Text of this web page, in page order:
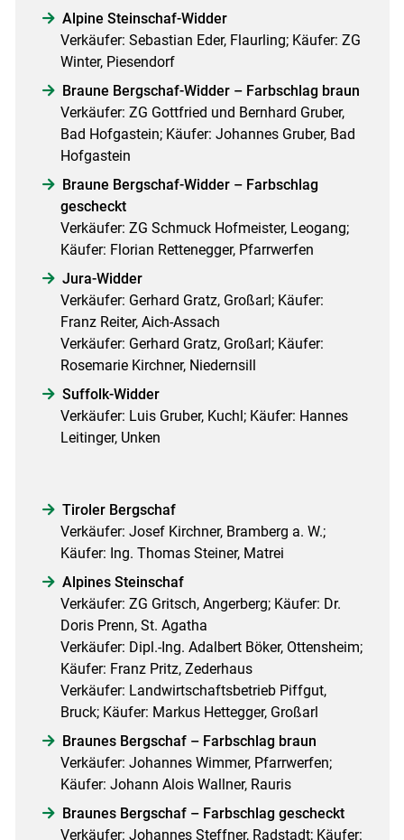
Alpine Steinschaf-Widder
Verkäufer: Sebastian Eder, Flaurling; Käufer: ZG
Winter, Piesendorf
Braune Bergschaf-Widder – Farbschlag braun
Verkäufer: ZG Gottfried und Bernhard Gruber,
Bad Hofgastein; Käufer: Johannes Gruber, Bad
Hofgastein
Braune Bergschaf-Widder – Farbschlag
gescheckt
Verkäufer: ZG Schmuck Hofmeister, Leogang;
Käufer: Florian Rettenegger, Pfarrwerfen
Jura-Widder
Verkäufer: Gerhard Gratz, Großarl; Käufer:
Franz Reiter, Aich-Assach
Verkäufer: Gerhard Gratz, Großarl; Käufer:
Rosemarie Kirchner, Niedernsill
Suffolk-Widder
Verkäufer: Luis Gruber, Kuchl; Käufer: Hannes
Leitinger, Unken
Tiroler Bergschaf
Verkäufer: Josef Kirchner, Bramberg a. W.;
Käufer: Ing. Thomas Steiner, Matrei
Alpines Steinschaf
Verkäufer: ZG Gritsch, Angerberg; Käufer: Dr.
Doris Prenn, St. Agatha
Verkäufer: Dipl.-Ing. Adalbert Böker, Ottensheim;
Käufer: Franz Pritz, Zederhaus
Verkäufer: Landwirtschaftsbetrieb Piffgut,
Bruck; Käufer: Markus Hettegger, Großarl
Braunes Bergschaf – Farbschlag braun
Verkäufer: Johannes Wimmer, Pfarrwerfen;
Käufer: Johann Alois Wallner, Rauris
Braunes Bergschaf – Farbschlag gescheckt
Verkäufer: Johannes Steffner, Radstadt; Käufer: